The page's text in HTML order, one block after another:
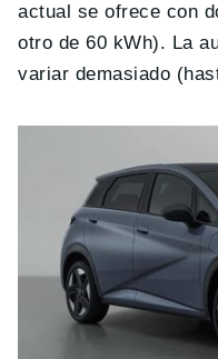
actual se ofrece con
otro de 60 kWh). La
variar demasiado